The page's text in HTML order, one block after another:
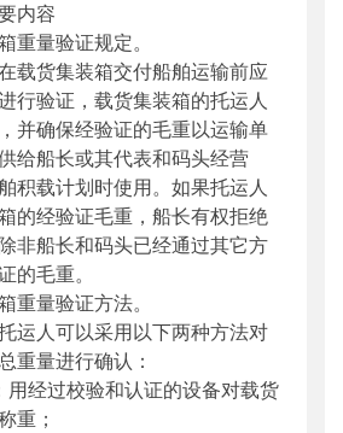
内容
重量验证规定。
载货集装箱交付船舶运输前应
行验证，载货集装箱的托运人
并确保经验证的毛重以运输单
给船长或其代表和码头经营
积载计划时使用。如果托运人
的经验证毛重，船长有权拒绝
非船长和码头已经通过其它方
的毛重。
重量验证方法。
运人可以采用以下两种方法对
重量进行确认：
用经过校验和认证的设备对载货
重；